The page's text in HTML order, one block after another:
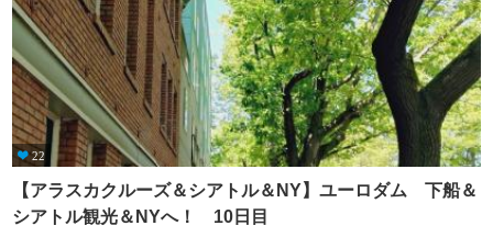
22
【アラスカクルーズ＆シアトル＆NY】ユーロダム 下船＆
シアトル観光＆NYへ！ 10日目